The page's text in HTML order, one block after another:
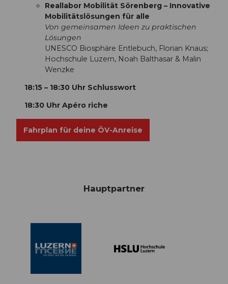
Reallabor Mobilität Sörenberg – Innovative
Mobilitätslösungen für alle
Von gemeinsamen Ideen zu praktischen
Lösungen
UNESCO Biosphäre Entlebuch, Florian Knaus;
Hochschule Luzern, Noah Balthasar & Malin
Wenzke
18:15 – 18:30 Uhr Schlusswort
18:30 Uhr Apéro riche
Fahrplan für deine ÖV-Anreise
Hauptpartner